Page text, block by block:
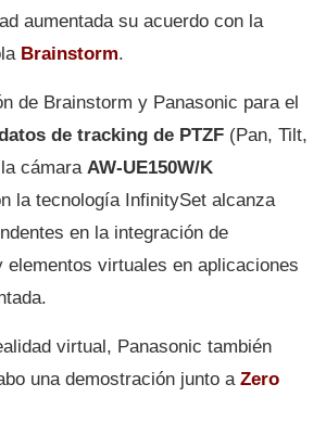
aumentada su acuerdo con la
Brainstorm.
de Brainstorm y Panasonic para el
de tracking de PTZF (Pan, Tilt,
cámara AW-UE150W/K
la tecnología InfinitySet alcanza
en la integración de
elementos virtuales en aplicaciones
virtual, Panasonic también
una demostración junto a Zero